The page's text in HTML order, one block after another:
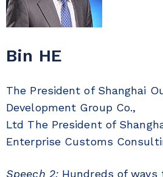
Bin HE
The President of Shanghai
Development Group Co.,
Ltd The President of
Enterprise Customs
Speech 2:Hundreds of ways